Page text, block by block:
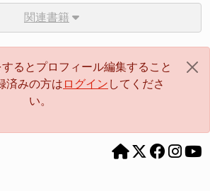
関連書籍
るとプロフィール編集すること
済みの方は ログイン してくださ
い。